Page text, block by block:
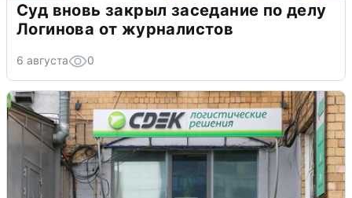
Суд вновь закрыл заседание по делу
Логинова от журналистов
6 августа 0